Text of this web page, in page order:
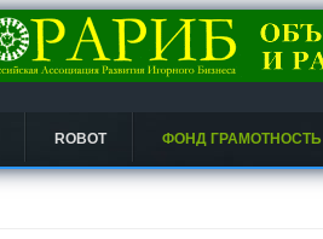
ROBOT ФОНД ГРАМОТНОСТЬ